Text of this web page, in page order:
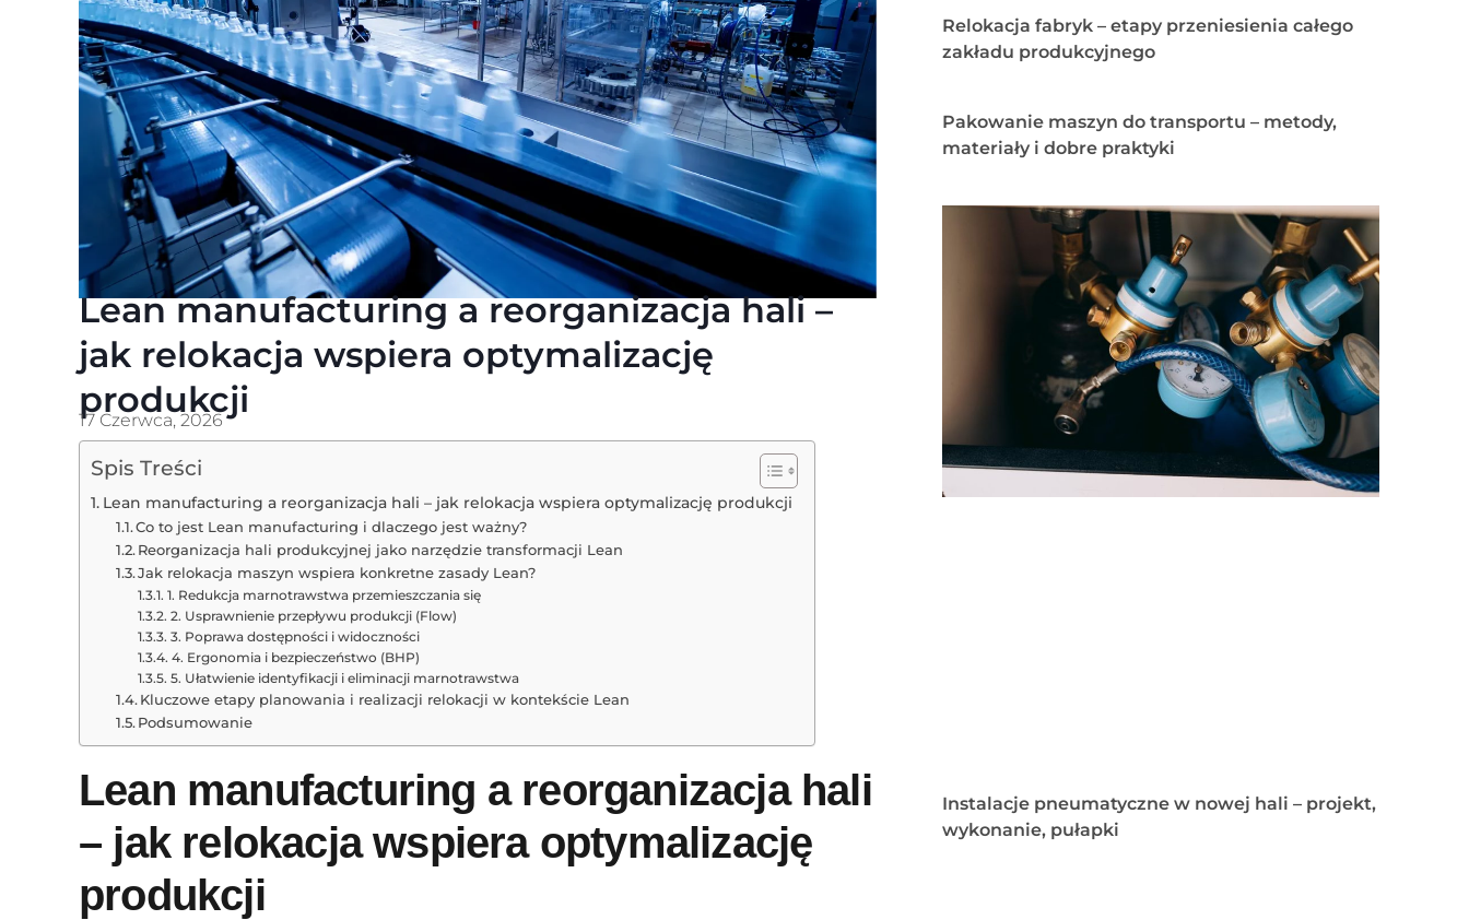
Lean manufacturing a reorganizacja hali –
jak relokacja wspiera optymalizację
produkcji
17 Czerwca, 2026
Spis Treści
Lean manufacturing a reorganizacja hali – jak relokacja wspiera optymalizację produkcji
Co to jest Lean manufacturing i dlaczego jest ważny?
Reorganizacja hali produkcyjnej jako narzędzie transformacji Lean
Jak relokacja maszyn wspiera konkretne zasady Lean?
1. Redukcja marnotrawstwa przemieszczania się
2. Usprawnienie przepływu produkcji (Flow)
3. Poprawa dostępności i widoczności
4. Ergonomia i bezpieczeństwo (BHP)
5. Ułatwienie identyfikacji i eliminacji marnotrawstwa
Kluczowe etapy planowania i realizacji relokacji w kontekście Lean
Podsumowanie
Lean manufacturing a reorganizacja hali
– jak relokacja wspiera optymalizację
produkcji
Relokacja fabryk – etapy przeniesienia całego
zakładu produkcyjnego
Pakowanie maszyn do transportu – metody,
materiały i dobre praktyki
Instalacje pneumatyczne w nowej hali – projekt,
wykonanie, pułapki